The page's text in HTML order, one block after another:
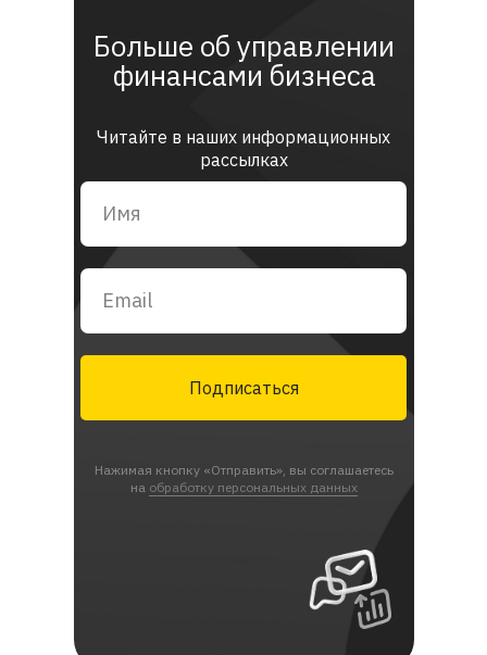
Читайте в наших информационных
рассылках
Больше об управлении
финансами бизнеса
Нажимая кнопку «Отправить», вы соглашаетесь
на обработку персональных данных
Подписаться